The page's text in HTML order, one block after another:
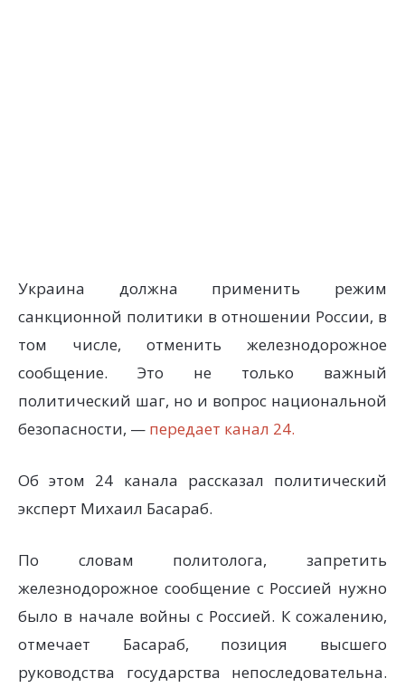
Украина должна применить режим
санкционной политики в отношении России, в
том числе, отменить железнодорожное
сообщение. Это не только важный
политический шаг, но и вопрос национальной
безопасности, — передает канал 24.
Об этом 24 канала рассказал политический
эксперт Михаил Басараб.
По словам политолога, запретить
железнодорожное сообщение с Россией нужно
было в начале войны с Россией. К сожалению,
отмечает Басараб, позиция высшего
руководства государства непоследовательна.